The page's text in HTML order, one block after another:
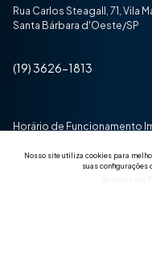
Nosso site utiliza cookies para
suas configurações
Rua Carlos Steagall, 71, Vila
Santa Bárbara d'Oeste/SP
(19) 3626-1813
Horário de Funcionamento
Seg a Sexta das 8hrs às